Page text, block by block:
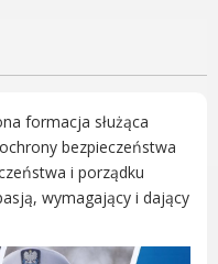
formacja służąca
bezpieczeństwa
i porządku
wymagający i dający